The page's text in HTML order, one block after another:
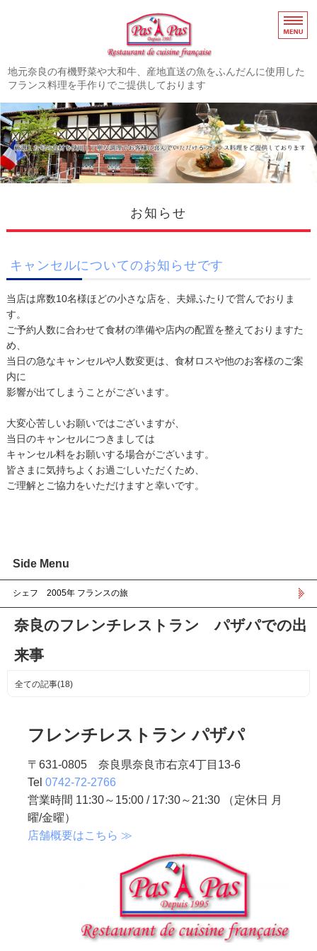
奈良市高の原のフ
地元奈良の有機野菜や大和牛、産地直送の魚をふんだんに使用した
フランス料理を手作りでご提供しております
ホーム
お知らせ
メニュー
お知らせ
キャンセルについてのお知らせです
当店は席数10名様ほどの小さな店を、夫婦ふたりで営んでおりま
す。
ご予約人数に合わせて食材の準備や店内の配置を整えておりますた
め、
当日の急なキャンセルや人数変更は、食材ロスや他のお客様のご案
内に
影響が出てしまうことがございます。
大変心苦しいお願いではございますが、
当日のキャンセルにつきましては
キャンセル料をお願いする場合がございます。
皆さまに気持ちよくお過ごしいただくため、
ご理解とご協力をいただけますと幸いです。
Side Menu
シェフ 2005年 フランスの旅
奈良のフレンチレストラン パザパでの出
来事
全ての記事(18)
フレンチレストラン パザパ
〒631-0805 奈良県奈良市右京4丁目13-6
Tel 0742-72-2766
営業時間 11:30～15:00 / 17:30～21:30 （定休日 月
曜/金曜）
店舗概要はこちら ≫